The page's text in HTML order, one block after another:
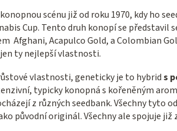
d
a
c
í
p
r
v
k
o
v
á
í
scénu již od roku 1970, kdy ho
Cup. Tento druh konopí se představil
Afghani, Acapulco Gold, a Colombian
ty nejlepší vlastnosti.
vlastnosti, geneticky je to hybrids
typicky konopná s kořeněným
z různých seedbank. Všechny tyto
původní originál. Všechny ale spojuje